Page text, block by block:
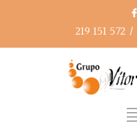
219 151 572 /